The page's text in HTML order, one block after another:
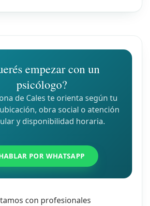
empezar con un
psicólogo?
de Cales te orienta según tu
obra social o atención
y disponibilidad horaria.
POR WHATSAPP
con profesionales